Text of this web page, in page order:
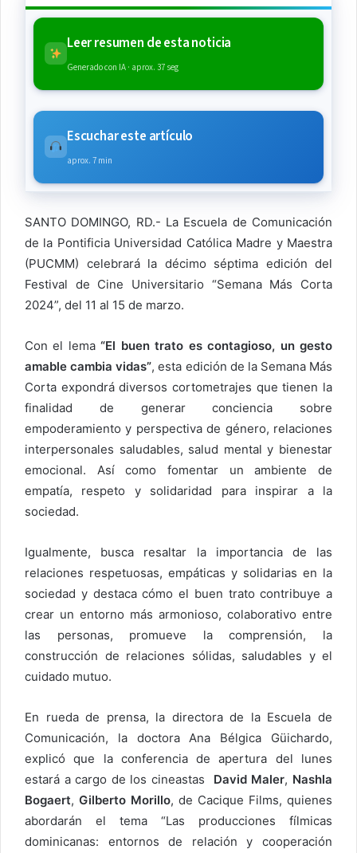
Leer resumen de esta noticia
Generado con IA · aprox. 37 seg
Escuchar este artículo
aprox. 7 min
SANTO DOMINGO, RD.- La Escuela de Comunicación
de la Pontificia Universidad Católica Madre y Maestra
(PUCMM) celebrará la décimo séptima edición del
Festival de Cine Universitario “Semana Más Corta
2024”, del 11 al 15 de marzo.
Con el lema“El buen trato es contagioso, un gesto
amable cambia vidas”, esta edición de la Semana Más
Corta expondrá diversos cortometrajes que tienen la
finalidad de generar conciencia sobre
empoderamiento y perspectiva de género, relaciones
interpersonales saludables, salud mental y bienestar
emocional. Así como fomentar un ambiente de
empatía, respeto y solidaridad para inspirar a la
sociedad.
Igualmente, busca resaltar la importancia de las
relaciones respetuosas, empáticas y solidarias en la
sociedad y destaca cómo el buen trato contribuye a
crear un entorno más armonioso, colaborativo entre
las personas, promueve la comprensión, la
construcción de relaciones sólidas, saludables y el
cuidado mutuo.
En rueda de prensa, la directora de la Escuela de
Comunicación, la doctora Ana Bélgica Güichardo,
explicó que la conferencia de apertura del lunes
estará a cargo de los cineastas David Maler, Nashla
Bogaert, Gilberto Morillo, de Cacique Films, quienes
abordarán el tema “Las producciones fílmicas
dominicanas: entornos de relación y cooperación